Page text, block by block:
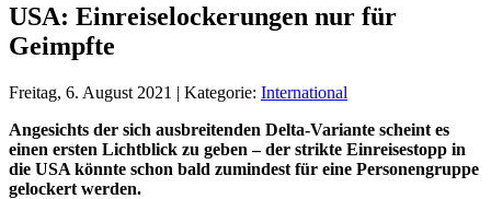
USA: Einreiselockerungen nur für
Geimpfte
Freitag, 6. August 2021 | Kategorie: International
Angesichts der sich ausbreitenden Delta-Variante scheint es
einen ersten Lichtblick zu geben – der strikte Einreisestopp in
die USA könnte schon bald zumindest für eine Personengruppe
gelockert werden.